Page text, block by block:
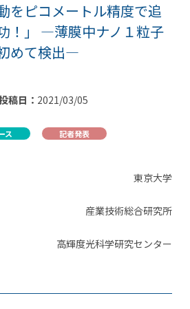
をピコメートル精度で追
！」 ―薄膜中ナノ１粒子
めて検出―
稿日： 2021/03/05
ス 記者発表
東京大学
産業技術総合研究所
高輝度光科学研究センター